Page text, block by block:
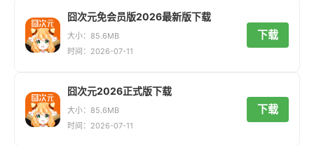
囧次元免会员版2026最新版下载
大小：85.6MB
时间：2026-07-11
下载
囧次元2026正式版下载
大小：85.6MB
时间：2026-07-11
下载